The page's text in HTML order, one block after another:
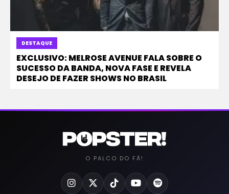
DESTAQUE
EXCLUSIVO: MELROSE AVENUE FALA SOBRE O
SUCESSO DA BANDA, NOVA FASE E REVELA
DESEJO DE FAZER SHOWS NO BRASIL
O PALCO DO FÃ!